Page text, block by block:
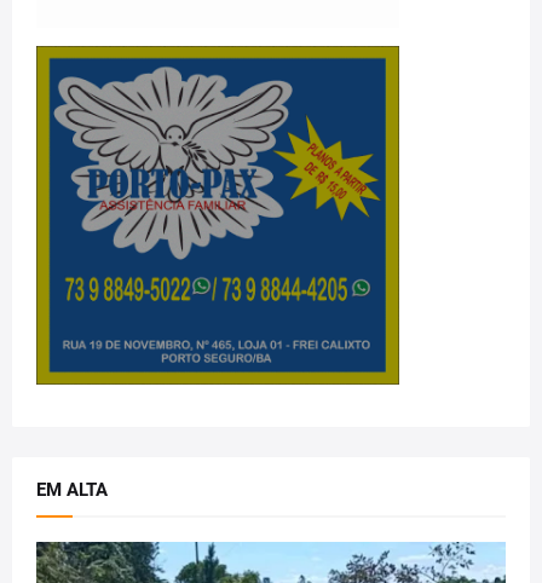
EM ALTA